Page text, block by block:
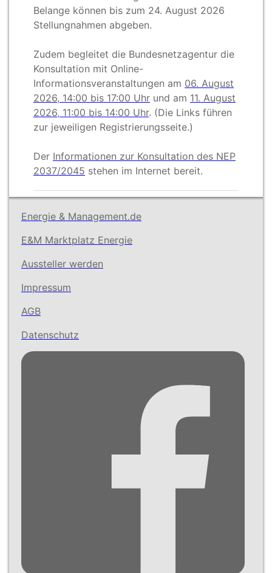
Belange können bis zum 24. August 2026
Stellungnahmen abgeben.
Zudem begleitet die Bundesnetzagentur die
Konsultation mit Online-
Informationsveranstaltungen am 06. August
2026, 14:00 bis 17:00 Uhr und am 11. August
2026, 11:00 bis 14:00 Uhr. (Die Links führen
zur jeweiligen Registrierungsseite.)
Der Informationen zur Konsultation des NEP
2037/2045 stehen im Internet bereit.
Energie & Management.de
E&M Marktplatz Energie
Aussteller werden
Impressum
AGB
Datenschutz